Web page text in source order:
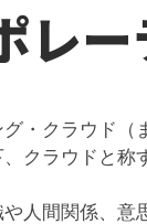
レ
・クラウド（
クラウドと称
人間関係、